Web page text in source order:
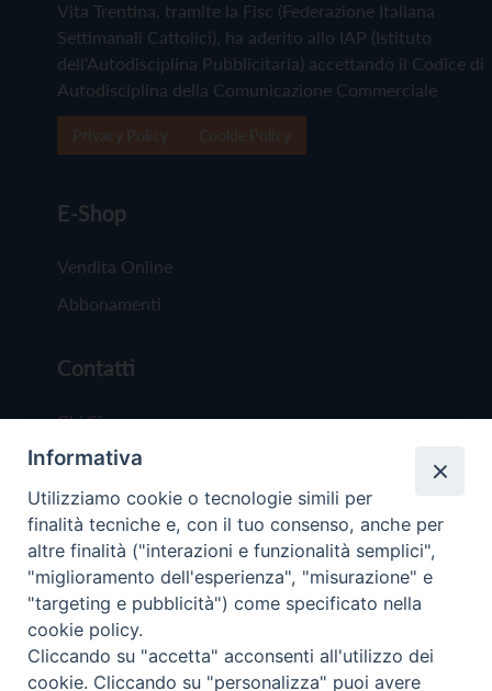
Vita Trentina, tramite la Fisc (Federazione Italiana
Settimanali Cattolici), ha aderito allo IAP (Istituto
dell'Autodisciplina Pubblicitaria) accettando il Codice di
Autodisciplina della Comunicazione Commerciale
E-Shop
Vendita Online
Abbonamenti
Contatti
Chi Siamo
Redazione
Scrivici
Copyright © 2019 - Tutti i diritti riservati - Vita
Trentina Editrice
Informativa
Utilizziamo cookie o tecnologie simili per
finalità tecniche e, con il tuo consenso, anche per
altre finalità ("interazioni e funzionalità semplici",
"miglioramento dell'esperienza", "misurazione" e
"targeting e pubblicità") come specificato nella
cookie policy.
Cliccando su "accetta" acconsenti all'utilizzo dei
cookie. Cliccando su "personalizza" puoi avere